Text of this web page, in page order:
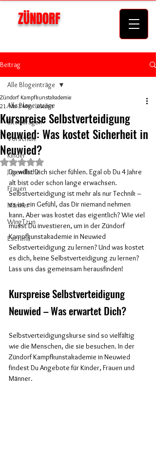
ZÜNDORF
Beitrag
Alle Blogeinträge
Elternfragen
Vorschule
Kinder
Jugendliche
Frauen
Männer
WingTzun
Escrima
Alle Blogeinträge
Kurspreise Selbstverteidigung
Neuwied: Was kostet Sicherheit in
Neuwied?
Zündorf Kampfkunstakademie
21. Mai3 Min. Lesezeit
Mit NaN von 5 Sternen bewertet.
Du willst Dich sicher fühlen. Egal ob Du 4 Jahre
alt bist oder schon lange erwachsen.
Selbstverteidigung ist mehr als nur Technik –
es ist ein Gefühl, das Dir niemand nehmen
kann. Aber was kostet das eigentlich? Wie viel
musst Du investieren, um in der Zündorf
Kampfkunstakademie in Neuwied
Selbstverteidigung zu lernen? Und was kostet
es dich, keine Selbstverteidigung zu lernen?
Lass uns das gemeinsam herausfinden!
Kurspreise Selbstverteidigung
Neuwied – Was erwartet Dich?
Selbstverteidigungskurse sind so vielfältig
wie die Menschen, die sie besuchen. In der
Zündorf Kampfkunstakademie in Neuwied
findest Du Angebote für Kinder, Frauen und
Männer.